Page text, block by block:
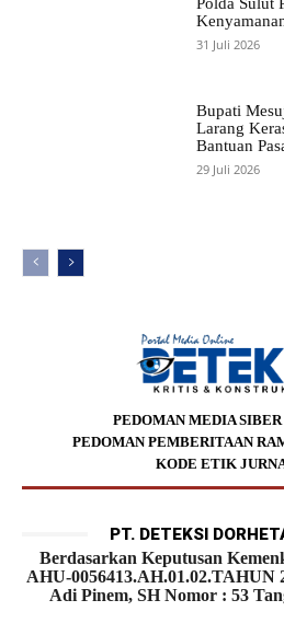
31 Juli 2026
Bupati
Larang
Bantuan
29 Juli 2026
PEDOMAN MEDIA SIBER
PEDOMAN PEMBERITAAN
KODE ETIK
PT. DETEKSI
Berdasarkan Keputusan
AHU-0056413.AH.01.02.TAHUN
Adi Pinem, SH Nomor : 53